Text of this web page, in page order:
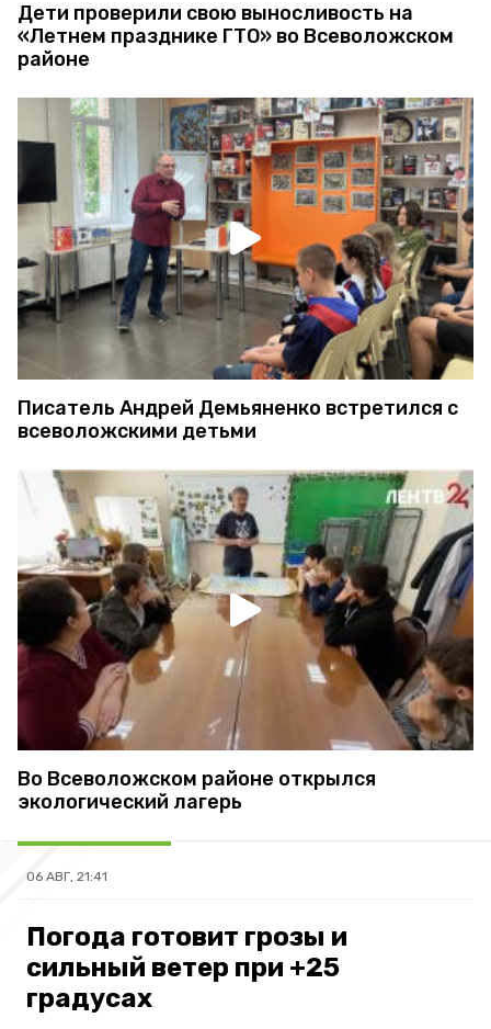
Дети проверили свою выносливость на
«Летнем празднике ГТО» во Всеволожском
районе
Писатель Андрей Демьяненко встретился с
всеволожскими детьми
Во Всеволожском районе открылся
экологический лагерь
06 АВГ, 21:41
Погода готовит грозы и
сильный ветер при +25
градусах